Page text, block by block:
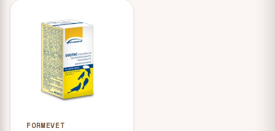
FORMEVET